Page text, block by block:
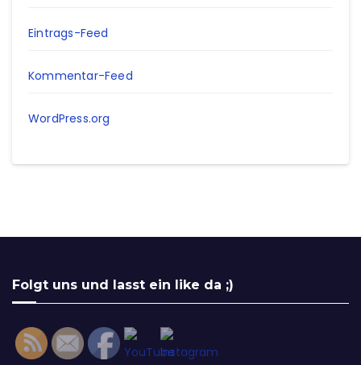
Eintrags-Feed
Kommentar-Feed
WordPress.org
Folgt uns und lasst ein like da ;)
Set Youtube Channel ID